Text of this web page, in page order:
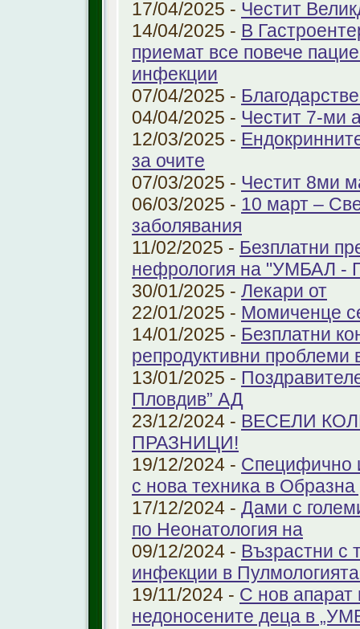
17/04/2025 - Честит
14/04/2025 - В
приемат все повече
инфекции
07/04/2025 -
04/04/2025 - Честит 7-ми
12/03/2025 -
за очите
07/03/2025 - Честит 8ми
06/03/2025 - 10 март –
заболявания
11/02/2025 - Безплатни
нефрология на "УМБАЛ -
30/01/2025 - Лекари от
22/01/2025 - Момиченце
14/01/2025 - Безплатни
репродуктивни
13/01/2025 -
Пловдив” АД
23/12/2024 - ВЕСЕЛИ
ПРАЗНИЦИ!
19/12/2024 - Специфично
с нова техника в Образна
17/12/2024 - Дами с
по Неонатология на
09/12/2024 - Възрастни с
инфекции в
19/11/2024 - С нов
недоносените деца в